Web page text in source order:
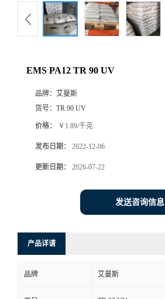
品
厅
系
EMS PA12 TR 90 UV
品牌： 艾曼斯
货号： TR 90 UV
价格： ￥1.89/千克
发布日期： 2022-12-06
更新日期： 2026-07-22
发送咨询信息
产品详请
品牌 艾曼斯